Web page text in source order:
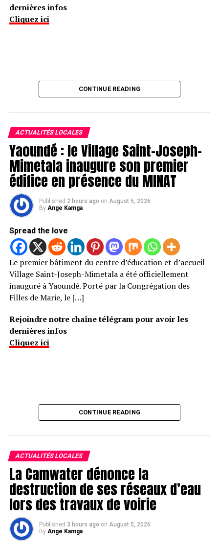
dernières infos
Cliquez ici
CONTINUE READING
ACTUALITÉS LOCALES
Yaoundé : le Village Saint-Joseph-
Mimetala inaugure son premier
édifice en présence du MINAT
Published 2 hours ago on August 5, 2026
By Ange Kamga
Spread the love
Le premier bâtiment du centre d’éducation et d’accueil
Village Saint-Joseph-Mimetala a été officiellement
inauguré à Yaoundé. Porté par la Congrégation des
Filles de Marie, le […]
Rejoindre notre chaîne télégram pour avoir les
dernières infos
Cliquez ici
CONTINUE READING
ACTUALITÉS LOCALES
La Camwater dénonce la
destruction de ses réseaux d’eau
lors des travaux de voirie
Published 3 hours ago on August 5, 2026
By Ange Kamga